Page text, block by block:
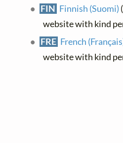
FIN Finnish (Suomi)
website with kind
FRE French
website with kind